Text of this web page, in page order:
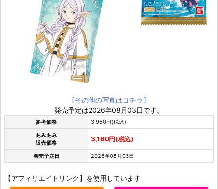
【その他の写真はコチラ】
発売予定は2026年08月03日です。
参考価格
3,960円(税込)
あみあみ
販売価格
3,160円(税込)
発売予定日 2026年08月03日
【アフィリエイトリンク】を使用しています